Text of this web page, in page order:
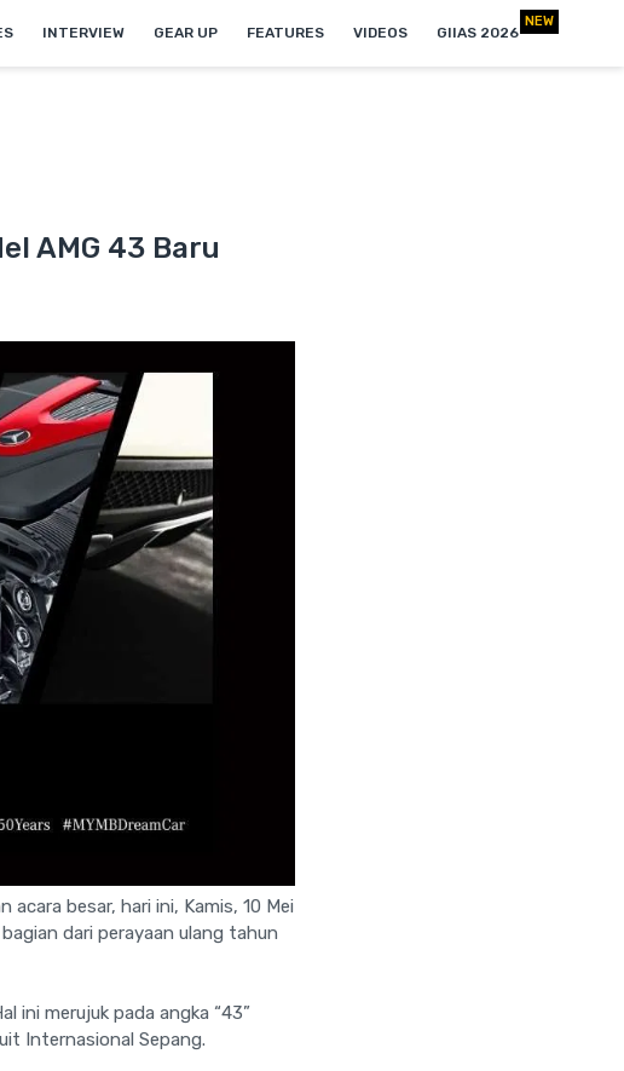
INTERVIEW GEAR UP FEATURES VIDEOS GIIAS 2026
AMG 43 Baru
acara besar, hari ini, Kamis, 10 Mei
dari perayaan ulang tahun
ini merujuk pada angka “43”
Internasional Sepang.